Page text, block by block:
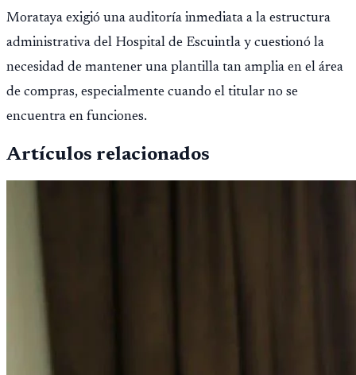
Morataya exigió una auditoría inmediata a la estructura
administrativa del Hospital de Escuintla y cuestionó la
necesidad de mantener una plantilla tan amplia en el área
de compras, especialmente cuando el titular no se
encuentra en funciones.
Artículos relacionados